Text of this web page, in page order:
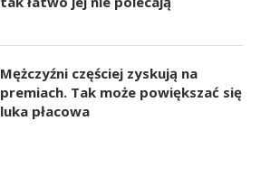
Mężczyźni częściej zyskują na
premiach. Tak może powiększać się
luka płacowa